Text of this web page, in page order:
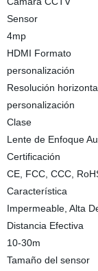
Sensor
4mp
HDMI Formato
personalización
Resolución
personalización
Clase
Lente de Enfoque
Certificación
CE, FCC, CCC,
Característica
Impermeable, Alta
Distancia Efectiva
10-30m
Tamaño del sensor